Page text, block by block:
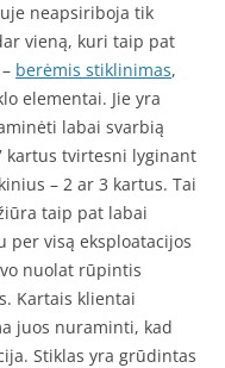
neapsiriboja tik
vieną, kuri taip pat
berėmis stiklinimas,
elementai. Jie yra
labai svarbią
kartus tvirtesni lyginant
– 2 ar 3 kartus. Tai
taip pat labai
per visą eksploatacijos
nuolat rūpintis
Kartais klientai
juos nuraminti, kad
Stiklas yra grūdintas